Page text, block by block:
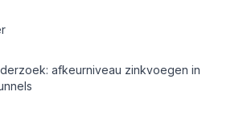
afkeurniveau zinkvoegen in